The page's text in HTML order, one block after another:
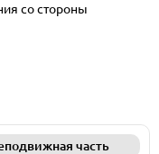
со стороны
часть